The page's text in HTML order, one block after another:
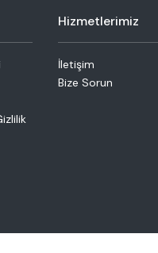
Hizmetlerimiz
İletişim
Bize Sorun